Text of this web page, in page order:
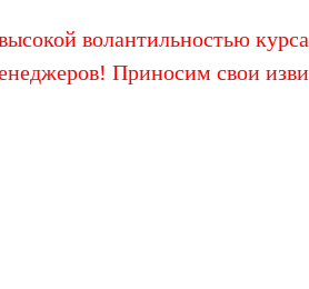
волантильностью
Приносим свои